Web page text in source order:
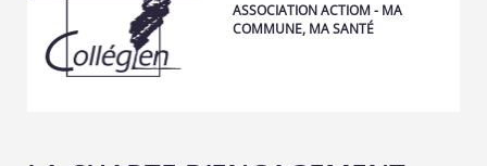
ASSOCIATION ACTIOM - MA
COMMUNE, MA SANTÉ